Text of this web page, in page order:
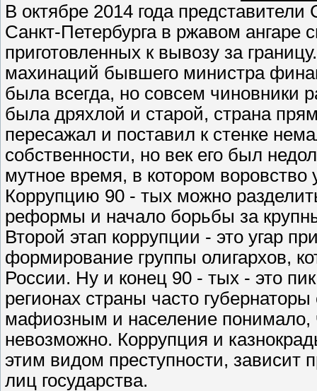
В октябре 2014 года
Санкт-Петербурга в ржавом ангаре
приготовленных к вывозу за
махинаций бывшего министра
была всегда, но совсем чиновники
была дряхлой и старой, страна
пересажал и поставил к стенке
собственности, но век его был
мутное время, в котором
Коррупцию 90 - тых можно
реформы и начало борьбы за
Второй этап коррупции - это угар
формирование группы олигархов,
России. Ну и конец 90 - тых - это
регионах страны часто
мафиозным и население понимало,
невозможно. Коррупция и
этим видом преступности, зависит
лиц государства.